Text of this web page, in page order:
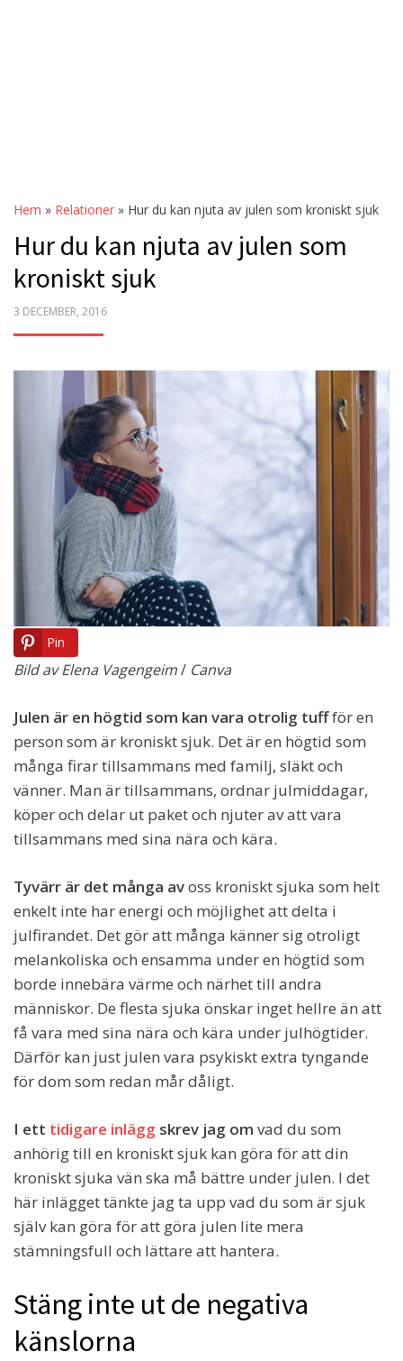
Hem » Relationer » Hur du kan njuta av julen som kroniskt sjuk
Hur du kan njuta av julen som
kroniskt sjuk
POSTED
3 DECEMBER, 2016
Pin
Bild avElena Vagengeim/ Canva
Julen är en högtid som kan vara otrolig tuffför en
person som är kroniskt sjuk. Det är en högtid som
många firar tillsammans med familj, släkt och
vänner. Man är tillsammans, ordnar julmiddagar,
köper och delar ut paket och njuter av att vara
tillsammans med sina nära och kära.
Tyvärr är det många avoss kroniskt sjuka som helt
enkelt inte har energi och möjlighet att delta i
julfirandet. Det gör att många känner sig otroligt
melankoliska och ensamma under en högtid som
borde innebära värme och närhet till andra
människor. De flesta sjuka önskar inget hellre än att
få vara med sina nära och kära under julhögtider.
Därför kan just julen vara psykiskt extra tyngande
för dom som redan mår dåligt.
I ett tidigare inlägg skrev jag om vad du som
anhörig till en kroniskt sjuk kan göra för att din
kroniskt sjuka vän ska må bättre under julen. I det
här inlägget tänkte jag ta upp vad du som är sjuk
själv kan göra för att göra julen lite mera
stämningsfull och lättare att hantera.
Stäng inte ut de negativa
känslorna